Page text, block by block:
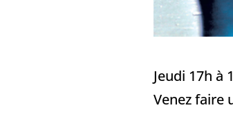
Jeudi 17h à
Venez faire